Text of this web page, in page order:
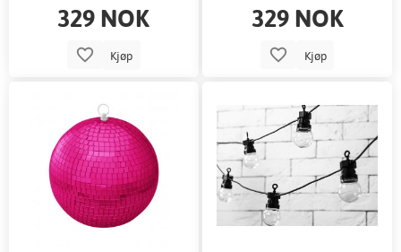
329 NOK
Kjøp
329 NOK
Kjøp